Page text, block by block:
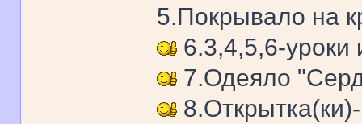
5.Покрывало на
6.3,4,5,6-уроки
7.Одеяло